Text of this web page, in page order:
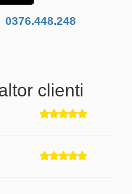
0376.448.248
clienti